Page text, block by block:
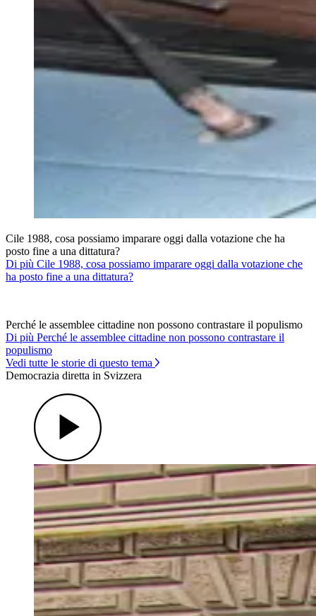
Cile 1988, cosa possiamo imparare oggi dalla votazione che ha
posto fine a una dittatura?
Di più Cile 1988, cosa possiamo imparare oggi dalla votazione che
ha posto fine a una dittatura?
Perché le assemblee cittadine non possono contrastare il populismo
Di più Perché le assemblee cittadine non possono contrastare il
populismo
Vedi tutte le storie di questo tema
Democrazia diretta in Svizzera